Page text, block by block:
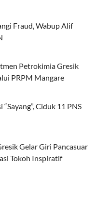
Fraud, Wabup Alif
Petrokimia Gresik
PRPM Mangare
Ciduk 11 PNS
Gelar Giri Pancasuar
Tokoh Inspiratif